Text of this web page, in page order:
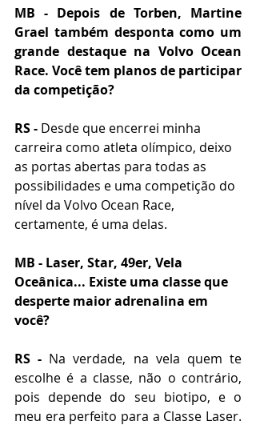
MB - Depois de Torben, Martine
Grael também desponta como um
grande destaque na Volvo Ocean
Race. Você tem planos de participar
da competição?
RS - Desde que encerrei minha
carreira como atleta olímpico, deixo
as portas abertas para todas as
possibilidades e uma competição do
nível da Volvo Ocean Race,
certamente, é uma delas.
MB - Laser, Star, 49er, Vela
Oceânica... Existe uma classe que
desperte maior adrenalina em
você?
RS - Na verdade, na vela quem te
escolhe é a classe, não o contrário,
pois depende do seu biotipo, e o
meu era perfeito para a Classe Laser.